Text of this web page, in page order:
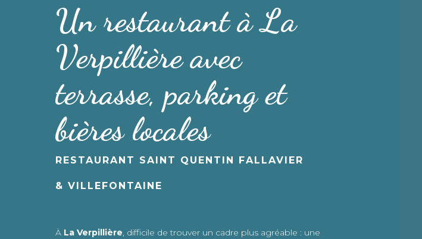
Un restaurant à La
Verpillière avec
terrasse, parking et
bières locales
RESTAURANT SAINT QUENTIN FALLAVIER
& VILLEFONTAINE
ÀLa Verpillière, difficile de trouver un cadre plus agréable : une